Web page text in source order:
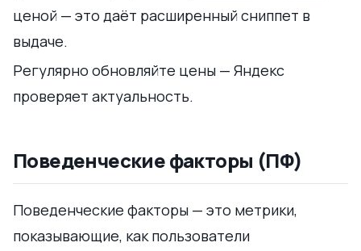
ценой — это даёт расширенный сниппет в
выдаче.
Регулярно обновляйте цены — Яндекс
проверяет актуальность.
Поведенческие факторы (ПФ)
Поведенческие факторы — это метрики,
показывающие, как пользователи